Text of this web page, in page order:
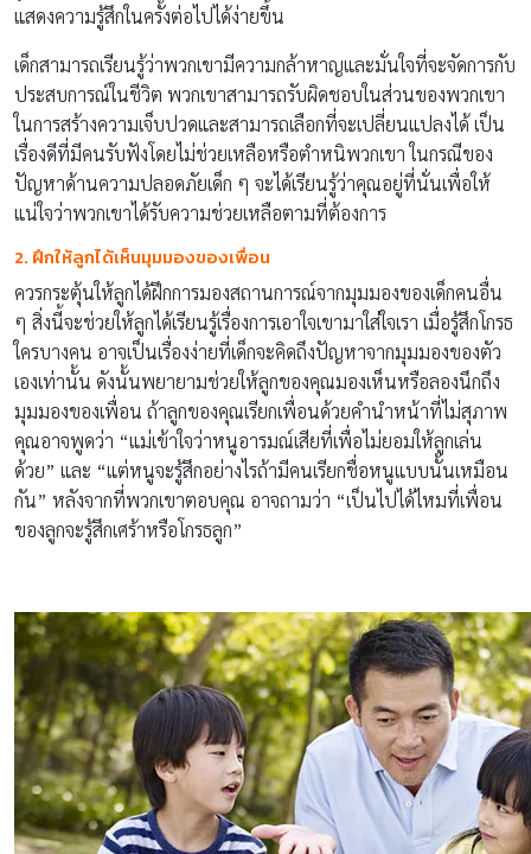
แสดงความรู้สึกในครั้งต่อไปได้ง่ายขึ้น
เด็กสามารถเรียนรู้ว่าพวกเขามีความกล้าหาญและมั่นใจที่จะจัดการกับ
ประสบการณ์ในชีวิต พวกเขาสามารถรับผิดชอบในส่วนของพวกเขา
ในการสร้างความเจ็บปวดและสามารถเลือกที่จะเปลี่ยนแปลงได้ เป็น
เรื่องดีที่มีคนรับฟังโดยไม่ช่วยเหลือหรือตำหนิพวกเขา ในกรณีของ
ปัญหาด้านความปลอดภัยเด็ก ๆ จะได้เรียนรู้ว่าคุณอยู่ที่นั่นเพื่อให้
แน่ใจว่าพวกเขาได้รับความช่วยเหลือตามที่ต้องการ
2. ฝึกให้ลูกได้เห็นมุมมองของเพื่อน
ควรกระตุ้นให้ลูกได้ฝึกการมองสถานการณ์จากมุมมองของเด็กคนอื่น
ๆ สิ่งนี้จะช่วยให้ลูกได้เรียนรู้เรื่องการเอาใจเขามาใส่ใจเรา เมื่อรู้สึกโกรธ
ใครบางคน อาจเป็นเรื่องง่ายที่เด็กจะคิดถึงปัญหาจากมุมมองของตัว
เองเท่านั้น ดังนั้นพยายามช่วยให้ลูกของคุณมองเห็นหรือลองนึกถึง
มุมมองของเพื่อน ถ้าลูกของคุณเรียกเพื่อนด้วยคำนำหน้าที่ไม่สุภาพ
คุณอาจพูดว่า “แม่เข้าใจว่าหนูอารมณ์เสียที่เพื่อไม่ยอมให้ลูกเล่น
ด้วย” และ “แต่หนูจะรู้สึกอย่างไรถ้ามีคนเรียกชื่อหนูแบบนั้นเหมือน
กัน” หลังจากที่พวกเขาตอบคุณ อาจถามว่า “เป็นไปได้ไหมที่เพื่อน
ของลูกจะรู้สึกเศร้าหรือโกรธลูก”